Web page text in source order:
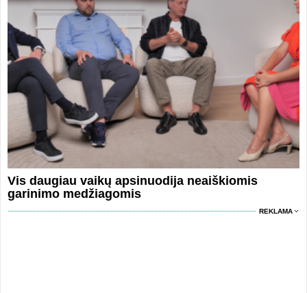
Vis daugiau vaikų apsinuodija neaiškiomis
garinimo medžiagomis
REKLAMA